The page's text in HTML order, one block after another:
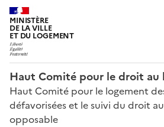
MINISTÈRE
DE LA VILLE
ET DU LOGEMENT
Haut Comité pour le droit au
Haut Comité pour le logement
défavorisées et le suivi du droit
opposable